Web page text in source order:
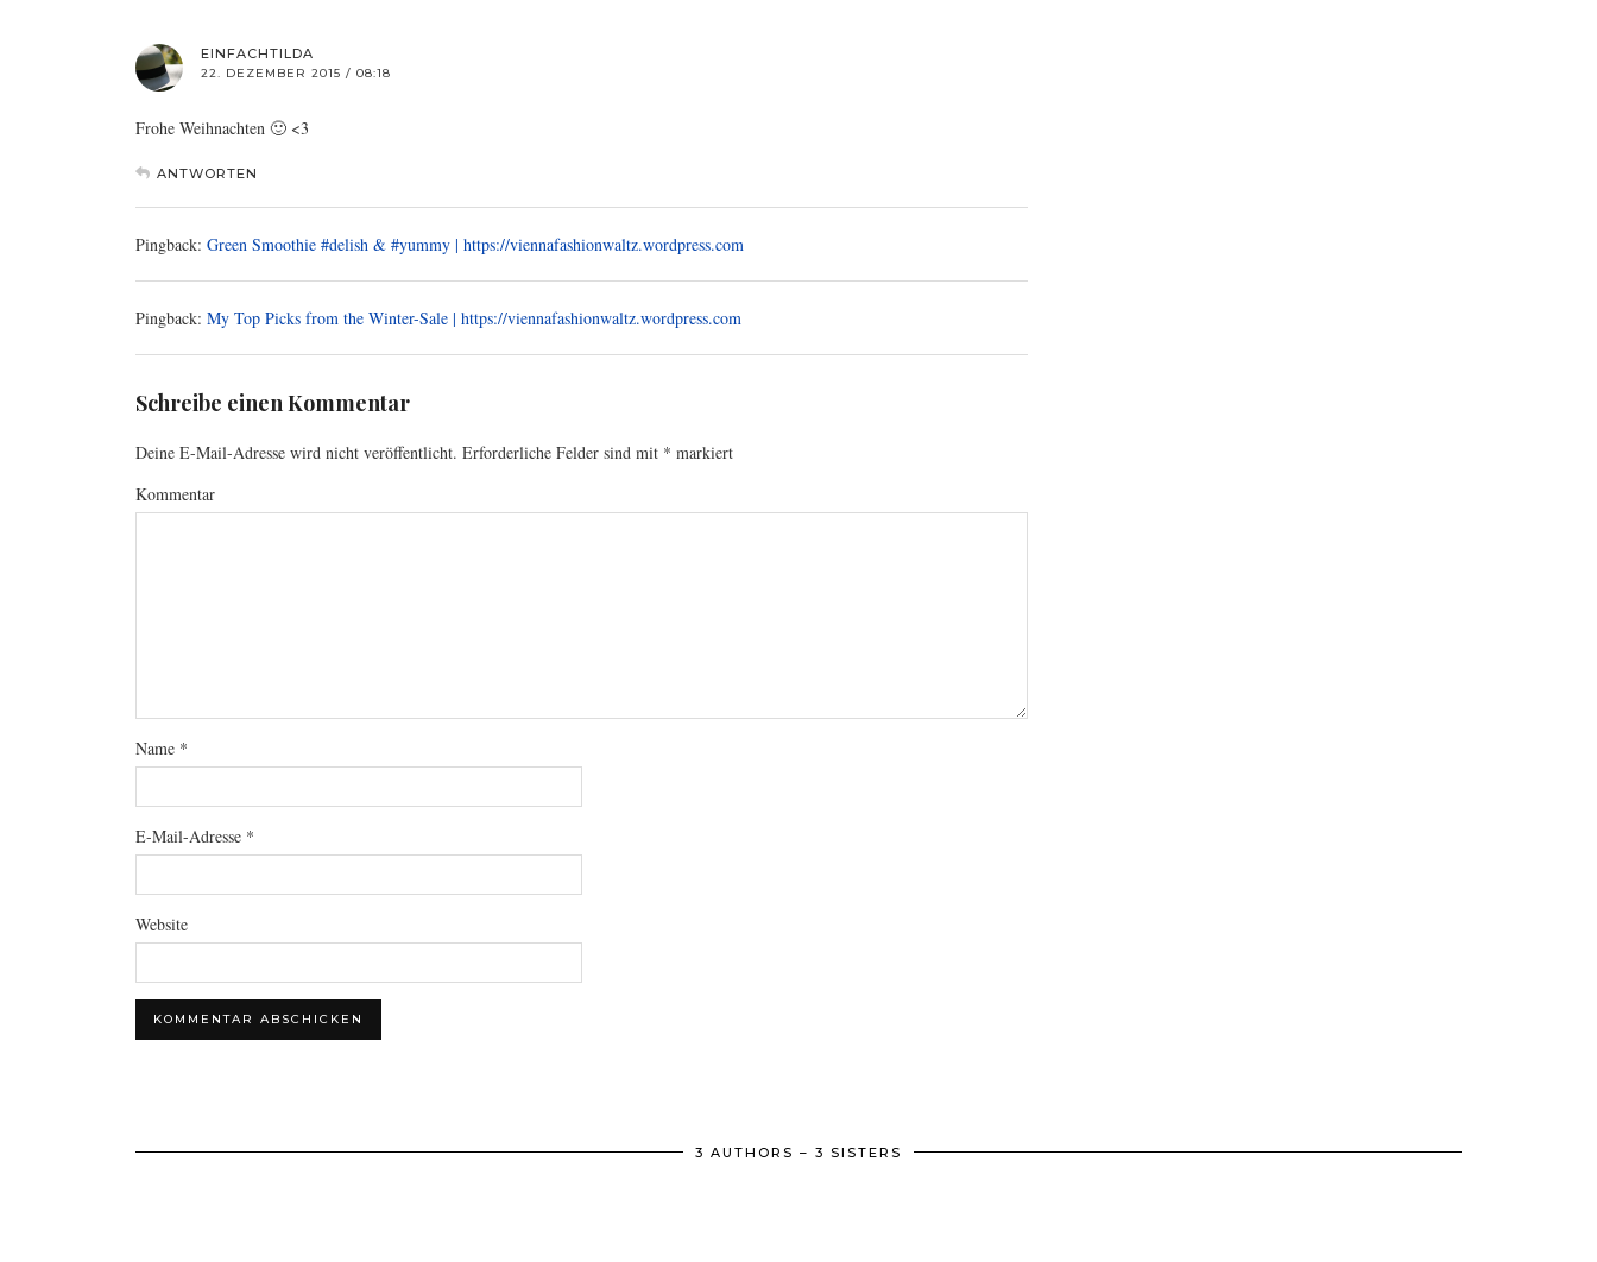
EINFACHTILDA
22. DEZEMBER 2015 / 08:18
Frohe Weihnachten 🙂 <3
ANTWORTEN
Pingback: Green Smoothie #delish & #yummy | https://viennafashionwaltz.wordpress.com
Pingback: My Top Picks from the Winter-Sale | https://viennafashionwaltz.wordpress.com
Schreibe einen Kommentar
Deine E-Mail-Adresse wird nicht veröffentlicht. Erforderliche Felder sind mit * markiert
Kommentar
Name *
E-Mail-Adresse *
Website
3 AUTHORS – 3 SISTERS